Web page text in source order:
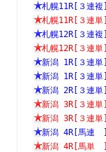
札幌11R[３連
札幌11R[３連
札幌12R[３連
札幌12R[３連
新潟 1R[
新潟 1R[
新潟 2R[３
新潟 3R[３
新潟 3R[３
新潟 4R[
新潟 4R[